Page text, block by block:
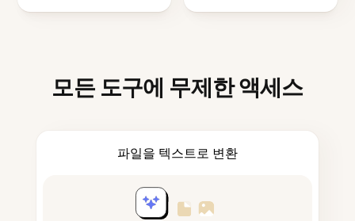
모든 도구에 무제한 액세스
파일을 텍스트로 변환